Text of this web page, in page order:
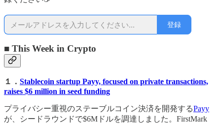
登録
■ This Week in Crypto
１． Stablecoin startup Payy, focused on private transactions,
raises $6 million in seed funding
プライバシー重視のステーブルコイン決済を開発するPayy
が、シードラウンドで$6Mドルを調達しました。FirstMark